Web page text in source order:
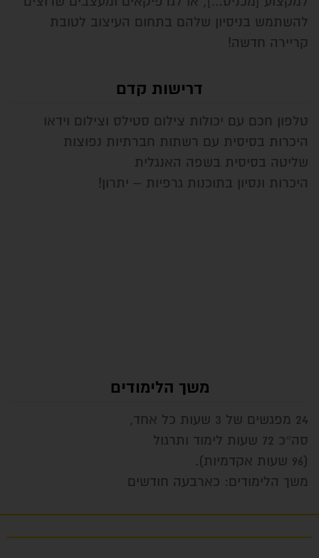
להשתמש בניסיון שלהם בתחום העיצוב לטובת
קריירה חדשה!
דרישות קדם
טלפון חכם עם יכולות צילום סטילס וצילום וידאו
היכרות בסיסית עם רשתות חברתיות נפוצות
שליטה בסיסית בשפה האנגלית
היכרות ונסיון בתוכנות גרפיות – יתרון!
משך הלימודים
24 מפגשים של 3 שעות כל אחד,
סה״כ 72 שעות לימוד ותרגול
(96 שעות אקדמיות).
משך הלימודים: כארבעה חודשים